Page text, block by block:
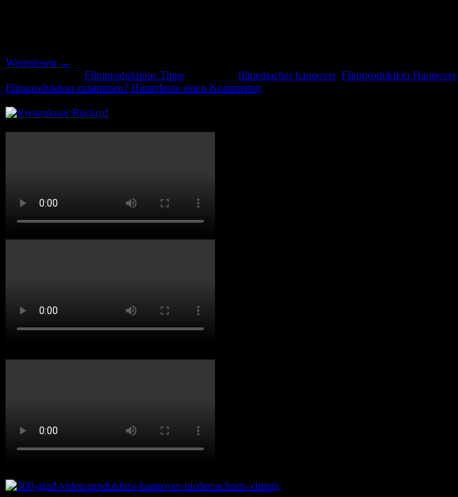
Weiterlesen →
Filmproduktions Tipps filmemacher hannover, Filmproduktion Hannover,
Filmproduktion zusammen? Hinterlasse einen Kommentar